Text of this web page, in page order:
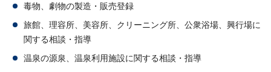
毒物、劇物の製造・販売登録
旅館、理容所、美容所、クリーニング所、公衆浴場、興行場に
関する相談・指導
温泉の源泉、温泉利用施設に関する相談・指導